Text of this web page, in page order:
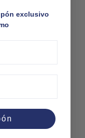
exclusivo